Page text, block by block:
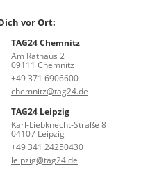
vor Ort:
TAG24 Chemnitz
Am Rathaus 2
09111 Chemnitz
+49 371 6906600
chemnitz@tag24.de
TAG24 Leipzig
Karl-Liebknecht-Straße 8
04107 Leipzig
+49 341 24250430
leipzig@tag24.de